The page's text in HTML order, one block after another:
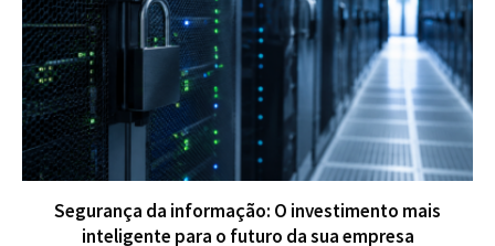
Segurança da informação: O investimento mais
inteligente para o futuro da sua empresa